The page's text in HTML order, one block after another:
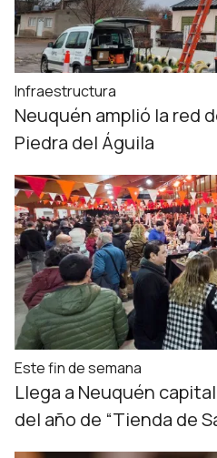
Infraestructura
Neuquén amplió la red
Piedra del Águila
Este fin de semana
Llega a Neuquén
del año de “Tienda de